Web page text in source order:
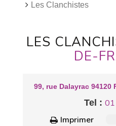
Les Clanchistes
LES
DE-
99, rue Dalayrac 94120
Tel :
Imprimer